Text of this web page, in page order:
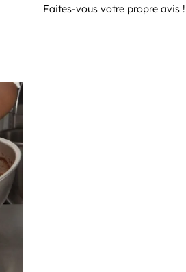
Faites-vous votre propre avis !